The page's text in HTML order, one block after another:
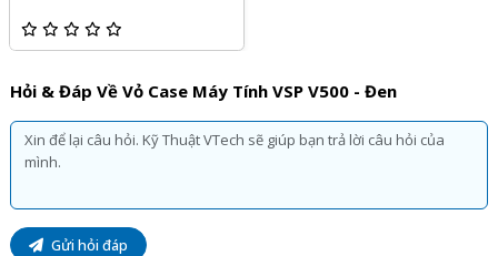
Hỏi & Đáp Về Vỏ Case Máy Tính VSP V500 - Đen
Gửi hỏi đáp